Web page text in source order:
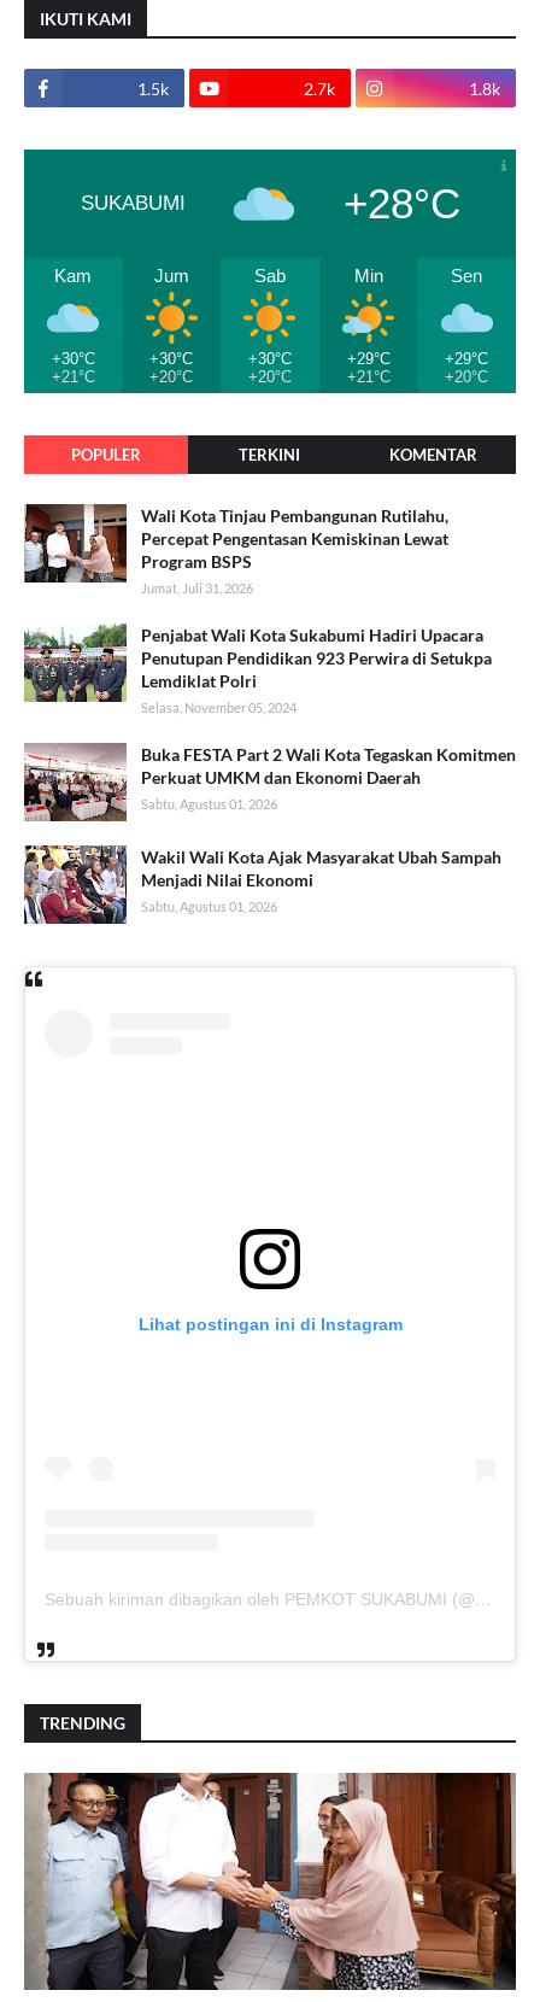
IKUTI KAMI
1.5k 2.7k 1.8k
SUKABUMI +28°C
Kam
+30°C
+21°C
Jum
+30°C
+20°C
Sab
+30°C
+20°C
Min
+29°C
+21°C
Sen
+29°C
+20°C
POPULER TERKINI KOMENTAR
Wali Kota Tinjau Pembangunan Rutilahu,
Percepat Pengentasan Kemiskinan Lewat
Program BSPS
Jumat, Juli 31, 2026
Penjabat Wali Kota Sukabumi Hadiri Upacara
Penutupan Pendidikan 923 Perwira di Setukpa
Lemdiklat Polri
Selasa, November 05, 2024
Buka FESTA Part 2 Wali Kota Tegaskan Komitmen
Perkuat UMKM dan Ekonomi Daerah
Sabtu, Agustus 01, 2026
Wakil Wali Kota Ajak Masyarakat Ubah Sampah
Menjadi Nilai Ekonomi
Sabtu, Agustus 01, 2026
Lihat postingan ini di Instagram
Sebuah kiriman dibagikan oleh PEMKOT SUKABUMI (@pemkotsukabumi_)
TRENDING